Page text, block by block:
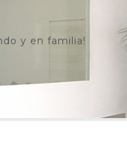
y en familia!